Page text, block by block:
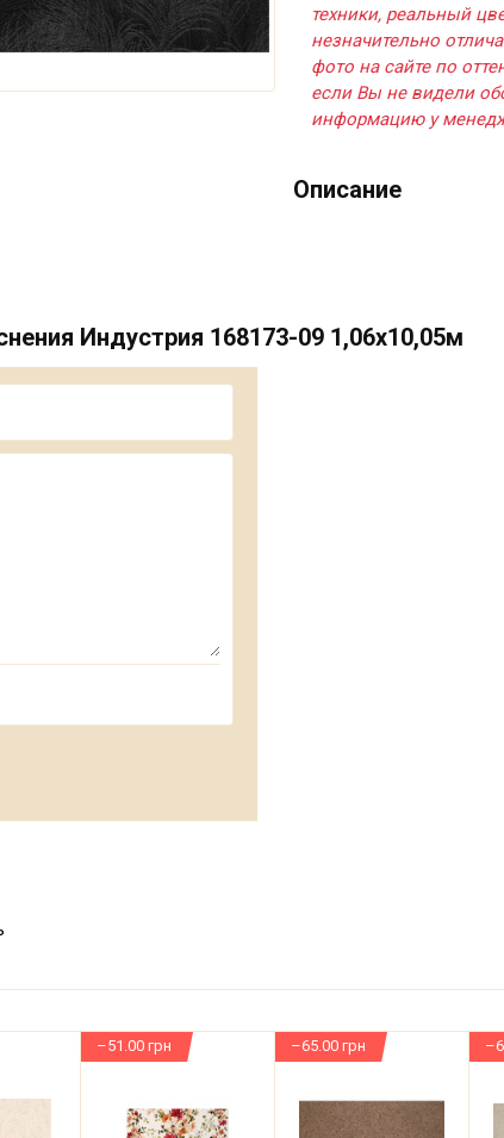
техники, реальный
незначительно
фото на сайте по
если Вы не видели
информацию у
Описание
Индустрия 168173-09 1,06х10,05м
–51.00 грн –65.00 грн